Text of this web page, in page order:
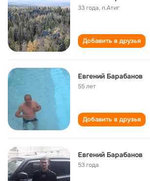
33 года,п.Атиг
Добавить в друзья
Евгений Барабанов
55 лет
Добавить в друзья
Евгений Барабанов
53 года